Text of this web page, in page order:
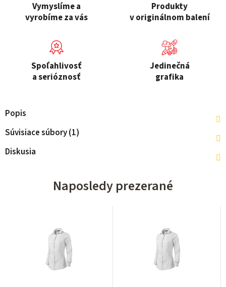
Vymyslíme a
vyrobíme za vás
Produkty
v originálnom balení
Spoľahlivosť
a serióznosť
Jedinečná
grafika
Popis
Súvisiace súbory (1)
Diskusia
Naposledy prezerané